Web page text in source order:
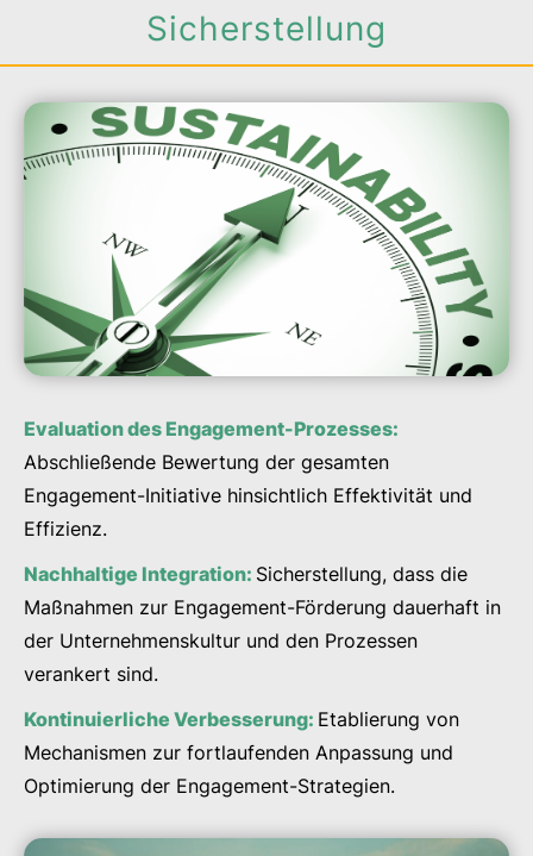
Sicherstellung
Evaluation des Engagement-Prozesses:
Abschließende Bewertung der gesamten
Engagement-Initiative hinsichtlich Effektivität und
Effizienz.
Nachhaltige Integration: Sicherstellung, dass die
Maßnahmen zur Engagement-Förderung dauerhaft in
der Unternehmenskultur und den Prozessen
verankert sind.
Kontinuierliche Verbesserung: Etablierung von
Mechanismen zur fortlaufenden Anpassung und
Optimierung der Engagement-Strategien.